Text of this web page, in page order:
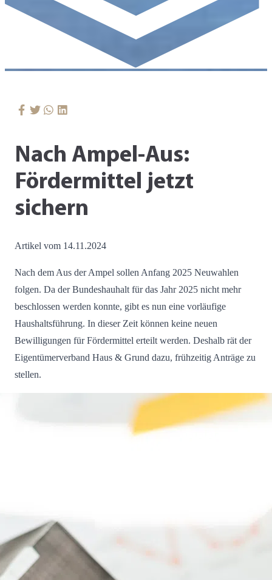
Nach Ampel-Aus:
Fördermittel jetzt
sichern
Artikel vom 14.11.2024
Nach dem Aus der Ampel sollen Anfang 2025 Neuwahlen
folgen. Da der Bundeshauhalt für das Jahr 2025 nicht mehr
beschlossen werden konnte, gibt es nun eine vorläufige
Haushaltsführung. In dieser Zeit können keine neuen
Bewilligungen für Fördermittel erteilt werden. Deshalb rät der
Eigentümerverband Haus & Grund dazu, frühzeitig Anträge zu
stellen.